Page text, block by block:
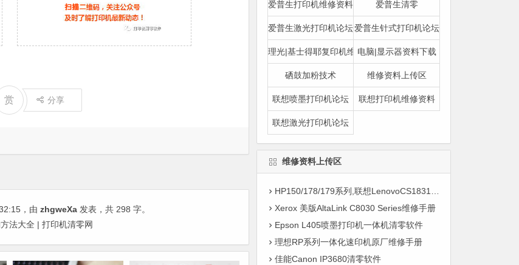
赏 分享
，由 zhgweXa 发表，共 298 字。
法大全 | 打印机清零网
爱普生打印机维修资料 爱普生清零
爱普生激光打印机论坛爱普生针式打印机论坛
理光|基士得耶复印机维修资料电脑|显示器资料下载
硒鼓加粉技术 维修资料上传区
联想喷墨打印机论坛 联想打印机维修资料
联想激光打印机论坛
维修资料上传区
HP150/178/179系列,联想LenovoCS1831系列转印带清零软件和视频教程
Xerox 美版AltaLink C8030 Series维修手册
Epson L405喷墨打印机一体机清零软件
理想RP系列一体化速印机原厂维修手册
佳能Canon IP3680清零软件